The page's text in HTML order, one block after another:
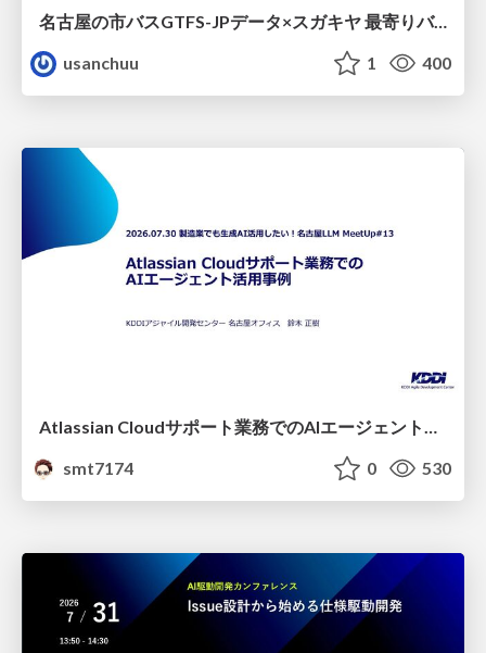
名古屋の市バスGTFS-JPデータ×スガキヤ 最寄りバス停検索をAmazon ElastiCache Serverless for Valkeyで最適化する
usanchuu
1 400
Atlassian Cloudサポート業務でのAIエージェント活用事例
smt7174
0 530